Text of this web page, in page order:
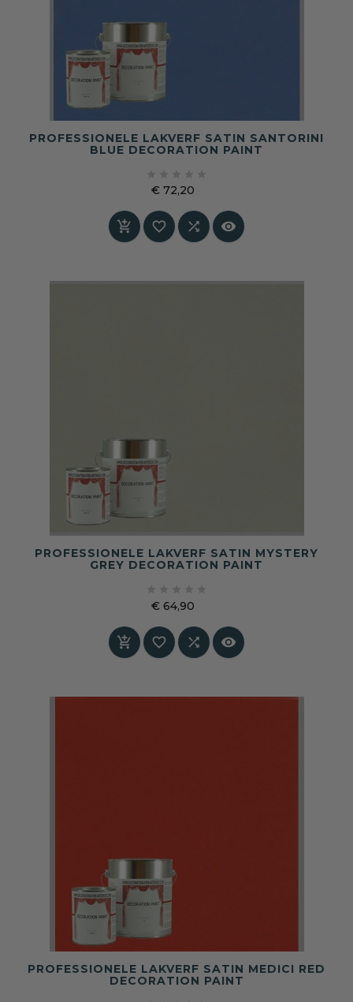
PROFESSIONELE LAKVERF SATIN SANTORINI
BLUE DECORATION PAINT
€ 72,20
   
PROFESSIONELE LAKVERF SATIN MYSTERY
GREY DECORATION PAINT
€ 64,90
   
PROFESSIONELE LAKVERF SATIN MEDICI RED
DECORATION PAINT